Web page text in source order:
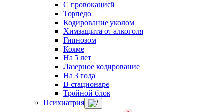
С провокацией
Торпедо
Кодирование уколом
Химзащита от алкоголя
Гипнозом
Колме
На 5 лет
Лазерное кодирование
На 3 года
В стационаре
Тройной блок
Психиатрия